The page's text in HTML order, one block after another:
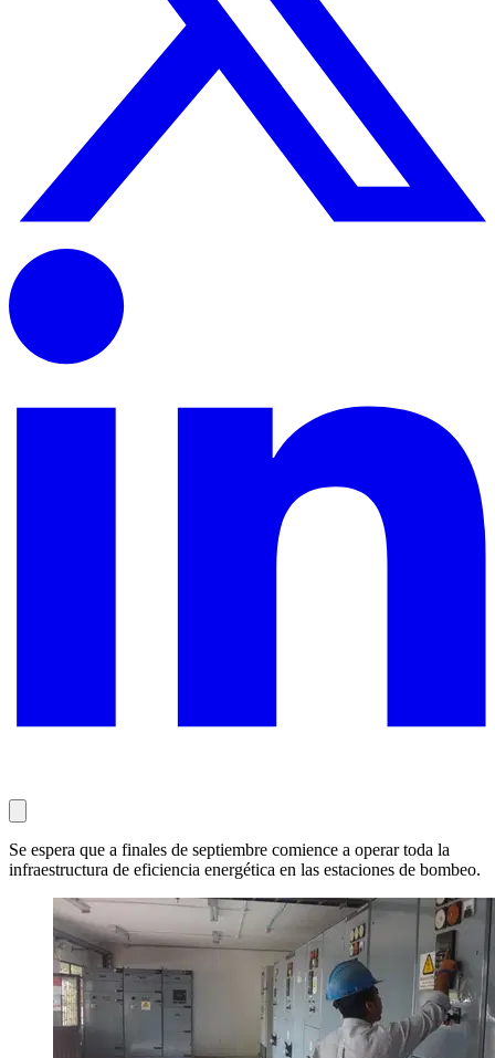
Se espera que a finales de septiembre comience a operar toda la
infraestructura de eficiencia energética en las estaciones de bombeo.